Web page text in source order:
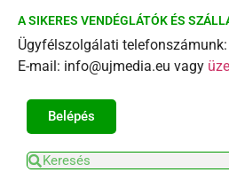
A SIKERES VENDÉGLÁTÓK ÉS
Ügyfélszolgálati
E-mail: info@ujmedia.eu vagy
Belépés